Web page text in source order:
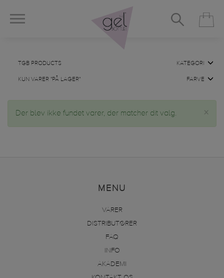
TGB PRODUCTS
KUN VARER "PÅ LAGER"
KATEGORI
FARVE
×
Der blev ikke fundet varer, der matcher dit valg.
MENU
VARER
DISTRIBUTØRER
FAQ
INFO
AKADEMI